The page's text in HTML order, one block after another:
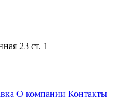
23 ст. 1
О компании Контакты